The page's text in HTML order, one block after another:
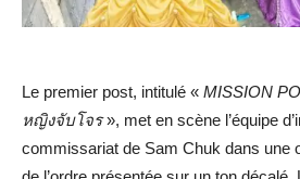
Le premier post, intitulé « MISSION
หญิงจับโจร», met en scène l’équipe
commissariat de Sam Chuk dans une